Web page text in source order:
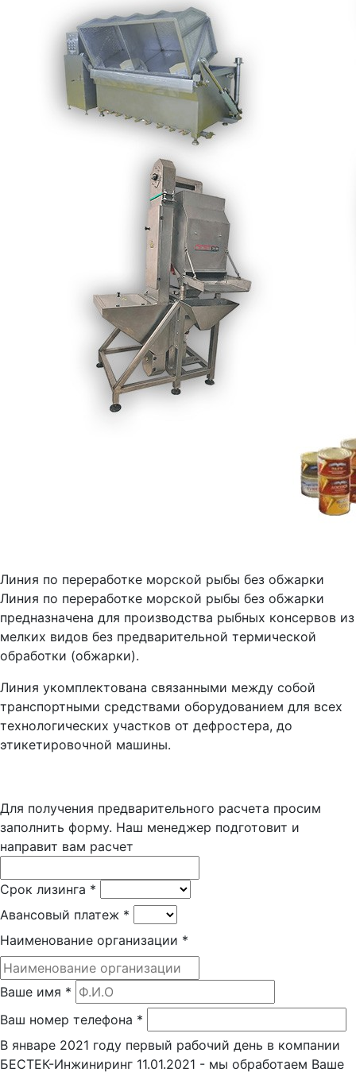
Линия по переработке морской рыбы без обжарки
Линия по переработке морской рыбы без обжарки
предназначена для производства рыбных консервов из
мелких видов без предварительной термической
обработки (обжарки).
Линия укомплектована связанными между собой
транспортными средствами оборудованием для всех
технологических участков от дефростера, до
этикетировочной машины.
Для получения предварительного расчета просим
заполнить форму. Наш менеджер подготовит и
направит вам расчет
Срок лизинга *
Авансовый платеж *
Наименование организации *
Ваше имя *
Ваш номер телефона *
В январе 2021 году первый рабочий день в компании
БЕСТЕК-Инжиниринг 11.01.2021 - мы обработаем Ваше